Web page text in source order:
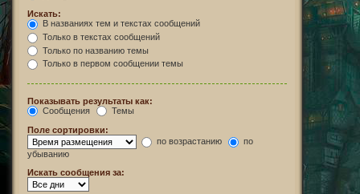
Искать:
В названиях тем и текстах сообщений
Только в текстах сообщений
Только по названию темы
Только в первом сообщении темы
Показывать результаты как:
Сообщения
Темы
Поле сортировки:
по возрастанию
по
убыванию
Искать сообщения за: